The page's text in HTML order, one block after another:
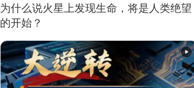
为什么说火星上发现生命，将是人类绝望
的开始？